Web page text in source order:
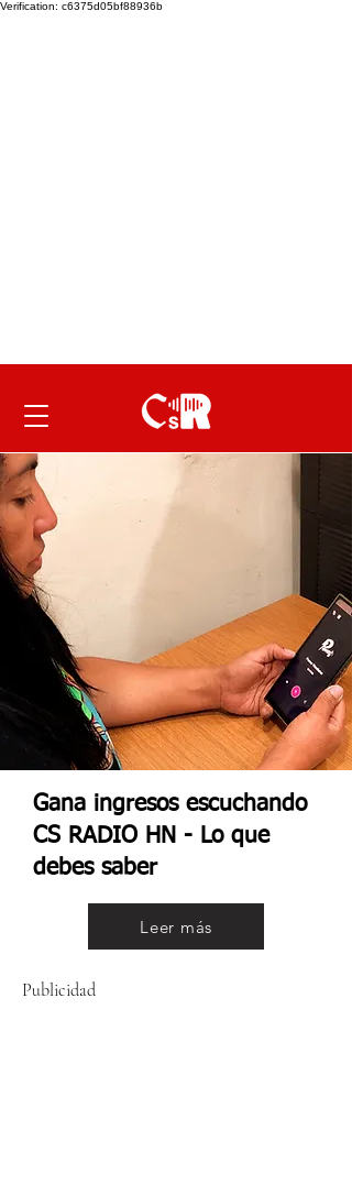
Verification: c6375d05bf88936b
Gana ingresos escuchando
CS RADIO HN - Lo que
debes saber
Leer más
Publicidad